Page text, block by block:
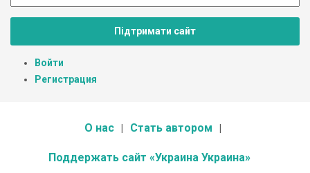
Підтримати сайт
Войти
Регистрация
О нас Стать автором
Поддержать сайт «Украина Украина»